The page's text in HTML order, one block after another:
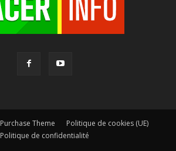
Purchase Theme
Politique de cookies (UE)
Politique de confidentialité